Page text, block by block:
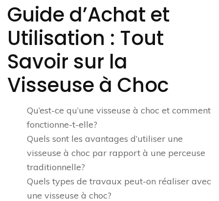
Guide d’Achat et
Utilisation : Tout
Savoir sur la
Visseuse à Choc
Qu’est-ce qu’une visseuse à choc et comment
fonctionne-t-elle?
Quels sont les avantages d’utiliser une
visseuse à choc par rapport à une perceuse
traditionnelle?
Quels types de travaux peut-on réaliser avec
une visseuse à choc?